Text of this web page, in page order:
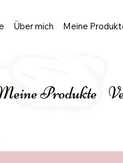
Über mich Meine
Produkte